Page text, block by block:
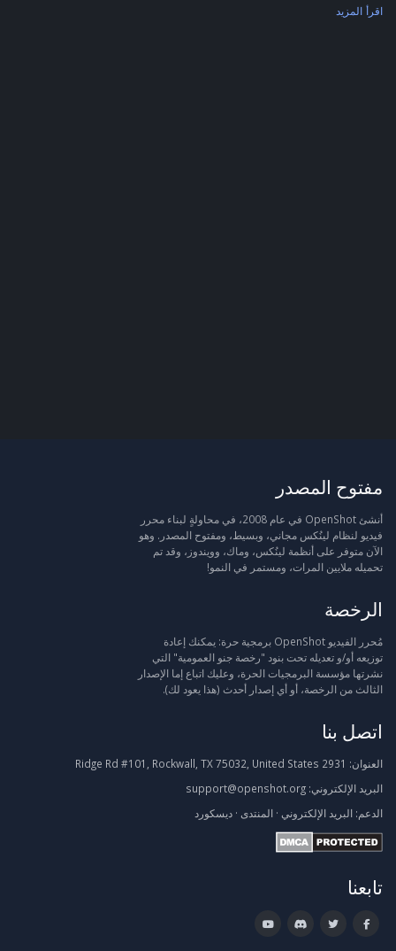
اقرأ المزيد
مفتوح المصدر
أنشئ OpenShot في عام 2008، في محاولةٍ لبناء محرر
فيديو لنظام لينُكس مجاني، وبسيط، ومفتوح المصدر. وهو
الآن متوفر على أنظمة لينُكس، وماك، وويندوز، وقد تم
تحميله ملايين المرات، ومستمر في النمو!
الرخصة
مُحرر الفيديو OpenShot برمجية حرة: يمكنك إعادة
توزيعه أو/و تعديله تحت بنود "رخصة جنو العمومية" التي
نشرتها مؤسسة البرمجيات الحرة، وعليك اتباع إما الإصدار
الثالث من الرخصة، أو أي إصدار أحدث (هذا يعود لك).
اتصل بنا
العنوان:
البريد الإلكتروني: support@openshot.org
الدعم: البريد الإلكتروني · المنتدى · ديسكورد
تابعنا